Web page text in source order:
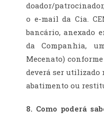
doador/
o e-mail da Cia.
bancário, anexado
da Companhia,
Mecenato)
deverá ser utilizado
abatimento ou
8. Como poderá